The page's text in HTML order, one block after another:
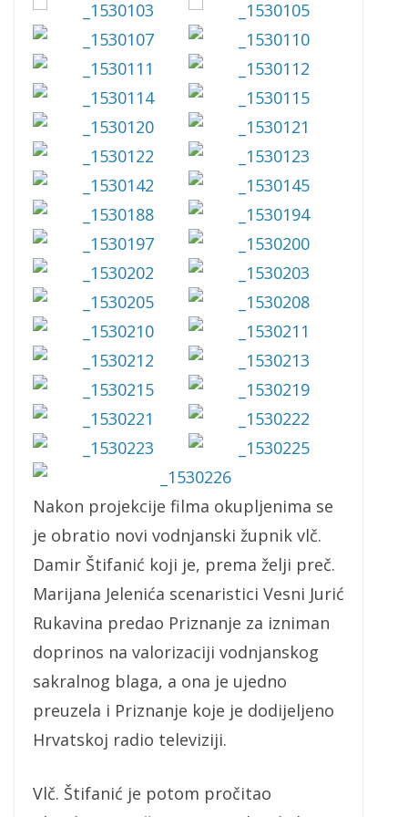
Nakon projekcije filma okupljenima se
je obratio novi vodnjanski župnik vlč.
Damir Štifanić koji je, prema želji preč.
Marijana Jelenića scenaristici Vesni Jurić
Rukavina predao Priznanje za izniman
doprinos na valorizaciji vodnjanskog
sakralnog blaga, a ona je ujedno
preuzela i Priznanje koje je dodijeljeno
Hrvatskoj radio televiziji.
Vlč. Štifanić je potom pročitao